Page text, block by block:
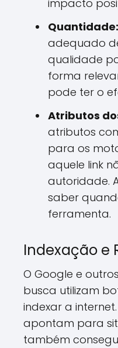
impacto
Quantidade:
adequado
qualidade
forma
pode ter o
Atributos
atributos
para os
aquele link
autoridade.
saber
ferramenta.
Indexação e
O Google e
busca utilizam
indexar a
apontam para
também